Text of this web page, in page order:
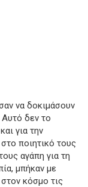
να δοκιμάσουν
Αυτό δεν το
για την
ποιητικό τους
αγάπη για τη
μπήκαν με
κόσμο τις